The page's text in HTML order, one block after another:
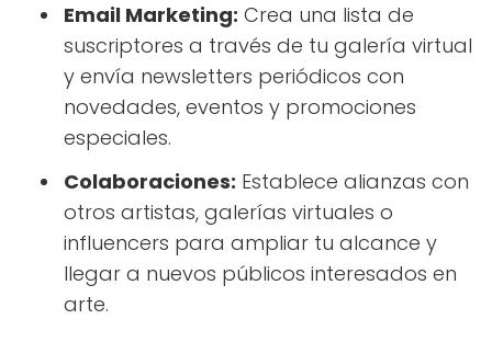
Email Marketing: Crea una lista de
suscriptores a través de tu galería virtual
y envía newsletters periódicos con
novedades, eventos y promociones
especiales.
Colaboraciones: Establece alianzas con
otros artistas, galerías virtuales o
influencers para ampliar tu alcance y
llegar a nuevos públicos interesados en
arte.